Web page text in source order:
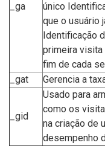
_ga
único
que o usuário
Identificação
primeira visita
fim de cada
_gat Gerencia a
_gid
Usado para
como os
na criação de
desempenho